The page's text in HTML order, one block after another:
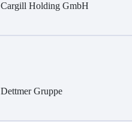
Cargill Holding GmbH
Dettmer Gruppe